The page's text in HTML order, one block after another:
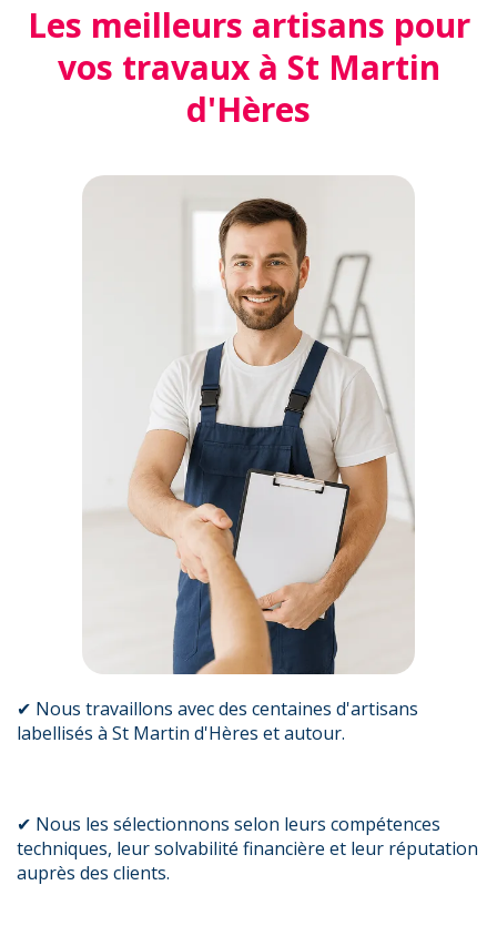
Les meilleurs artisans pour
vos travaux à St Martin
d'Hères
✔ Nous travaillons avec des centaines d'artisans
labellisés à St Martin d'Hères et autour.
✔ Nous les sélectionnons selon leurs compétences
techniques, leur solvabilité financière et leur réputation
auprès des clients.